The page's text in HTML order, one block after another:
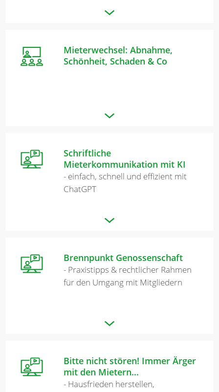
Mieterwechsel: Abnahme,
Schönheit, Schaden & Co
Schriftliche
Mieterkommunikation mit KI
- einfach, schnell und effizient mit
ChatGPT
Brennpunkt Genossenschaft
- Praxistipps & rechtlicher Rahmen
für den Umgang mit Mitgliedern
Bitte nicht stören! Immer Ärger
mit den Mietern...
- Hausfrieden herstellen,